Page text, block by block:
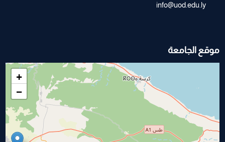
info@uod.edu.ly
موقع الجامعة
+
−